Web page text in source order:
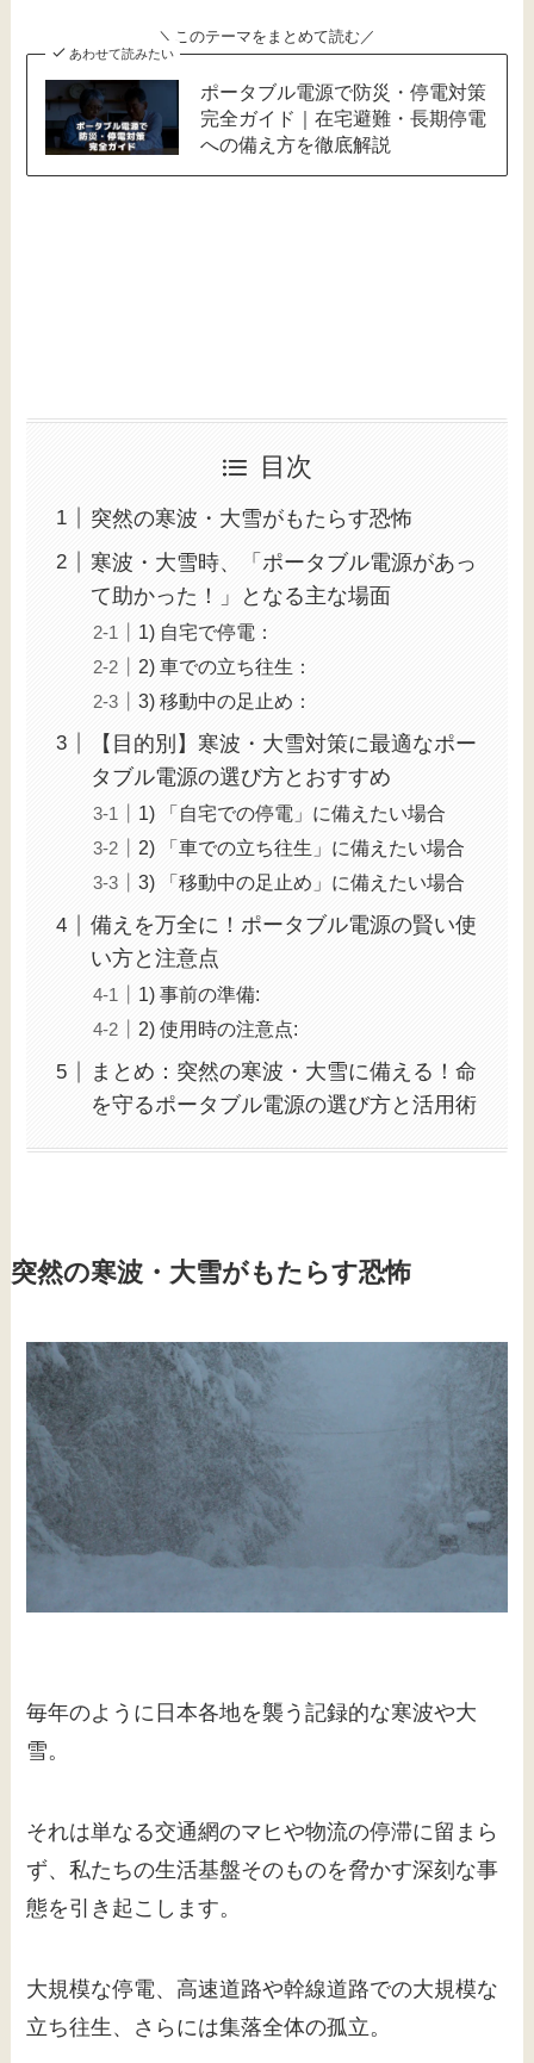
＼このテーマをまとめて読む／
あわせて読みたい
ポータブル電源で防災・停電対策
完全ガイド｜在宅避難・長期停電
への備え方を徹底解説
目次
突然の寒波・大雪がもたらす恐怖
寒波・大雪時、「ポータブル電源があっ
て助かった！」となる主な場面
1) 自宅で停電：
2) 車での立ち往生：
3) 移動中の足止め：
【目的別】寒波・大雪対策に最適なポー
タブル電源の選び方とおすすめ
1) 「自宅での停電」に備えたい場合
2) 「車での立ち往生」に備えたい場合
3) 「移動中の足止め」に備えたい場合
備えを万全に！ポータブル電源の賢い使
い方と注意点
1) 事前の準備:
2) 使用時の注意点:
まとめ：突然の寒波・大雪に備える！命
を守るポータブル電源の選び方と活用術
突然の寒波・大雪がもたらす恐怖
毎年のように日本各地を襲う記録的な寒波や大
雪。
それは単なる交通網のマヒや物流の停滞に留まら
ず、私たちの生活基盤そのものを脅かす深刻な事
態を引き起こします。
大規模な停電、高速道路や幹線道路での大規模な
立ち往生、さらには集落全体の孤立。